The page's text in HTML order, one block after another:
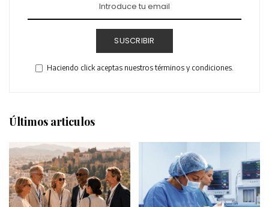
SUSCRIBIR
Haciendo click aceptas nuestros términos y condiciones.
Últimos articulos